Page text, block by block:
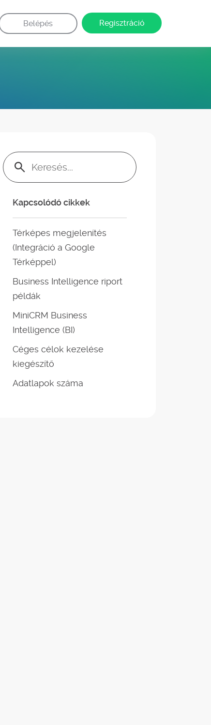
Belépés Regisztráció
Keresés:
Kapcsolódó cikkek
Térképes megjelenítés
(Integráció a Google
Térképpel)
Business Intelligence riport
példák
MiniCRM Business
Intelligence (BI)
Céges célok kezelése
kiegészítő
Adatlapok száma